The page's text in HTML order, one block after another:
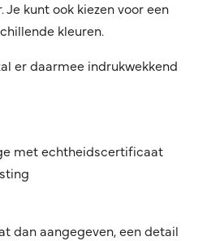
Je kunt ook kiezen voor een
kleuren.
er daarmee indrukwekkend
met echtheidscertificaat
dan aangegeven, een detail